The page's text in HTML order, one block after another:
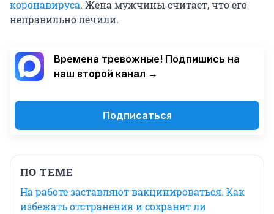
коронавируса. Жена мужчины считает, что его
неправильно лечили.
Времена тревожные! Подпишись на
наш второй канал →
Подписаться
ПО ТЕМЕ
На работе заставляют вакцинироваться. Как
избежать отстранения и сохранят ли